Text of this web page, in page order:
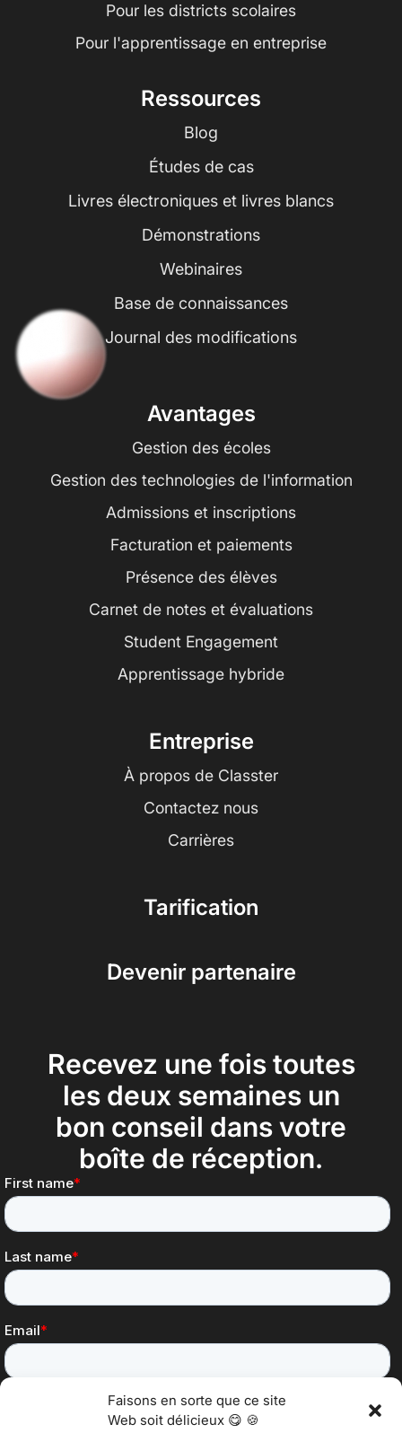
Faisons en sorte que ce site
Web soit délicieux 😋 🍪
Pour les districts scolaires
Pour l'apprentissage en entreprise
Ressources
Blog
Études de cas
Livres électroniques et livres blancs
Démonstrations
Webinaires
Base de connaissances
Journal des modifications
Avantages
Gestion des écoles
Gestion des technologies de l'information
Admissions et inscriptions
Facturation et paiements
Présence des élèves
Carnet de notes et évaluations
Student Engagement
Apprentissage hybride
Entreprise
À propos de Classter
Contactez nous
Carrières
Tarification
Devenir partenaire
Recevez une fois toutes
les deux semaines un
bon conseil dans votre
boîte de réception.